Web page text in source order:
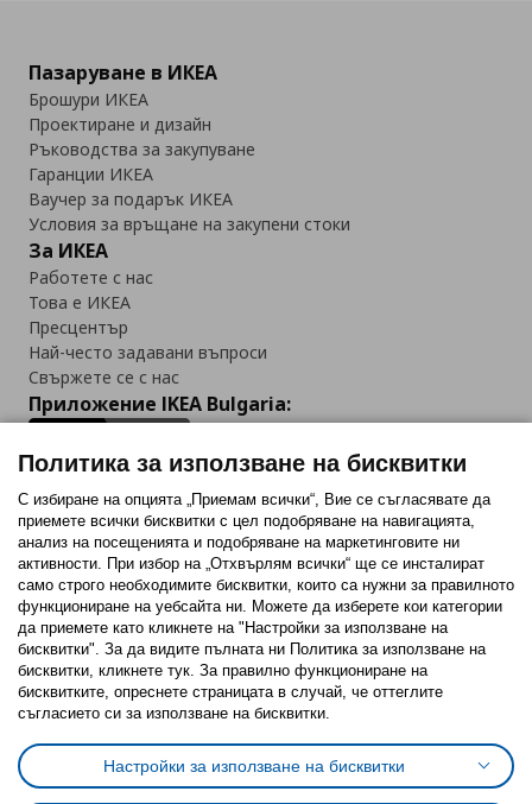
Пазаруване в ИКЕА
Брошури ИКЕА
Проектиране и дизайн
Ръководства за закупуване
Гаранции ИКЕА
Ваучер за подарък ИКЕА
Условия за връщане на закупени стоки
За ИКЕА
Работете с нас
Това е ИКЕА
Пресцентър
Най-често задавани въпроси
Свържете се с нас
Приложение IKEA Bulgaria:
Последвайте ни:
FacebookTwitterYoutubePinterestInstagram
Политика за използване на бисквитки (Cookies)
Избор на настройки за използване на бисквитки
Условия за ползване на ikea.bgОбща политика за личните данни
Политика за защита на личните данни на ikea.bg
Политика за използване на бисквитки
С избиране на опцията „Приемам всички“, Вие се съгласявате да
приемете всички бисквитки с цел подобряване на навигацията,
анализ на посещенията и подобряване на маркетинговите ни
активности. При избор на „Отхвърлям всички“ ще се инсталират
само строго необходимитe бисквитки, които са нужни за правилното
функциониране на уебсайта ни. Можете да изберете кои категории
да приемете като кликнете на "Настройки за използване на
бисквитки". За да видите пълната ни Политика за използване на
бисквитки, кликнете тук. За правилно функциониране на
бисквитките, опреснете страницата в случай, че оттеглите
съгласието си за използване на бисквитки.
Настройки за използване на бисквитки